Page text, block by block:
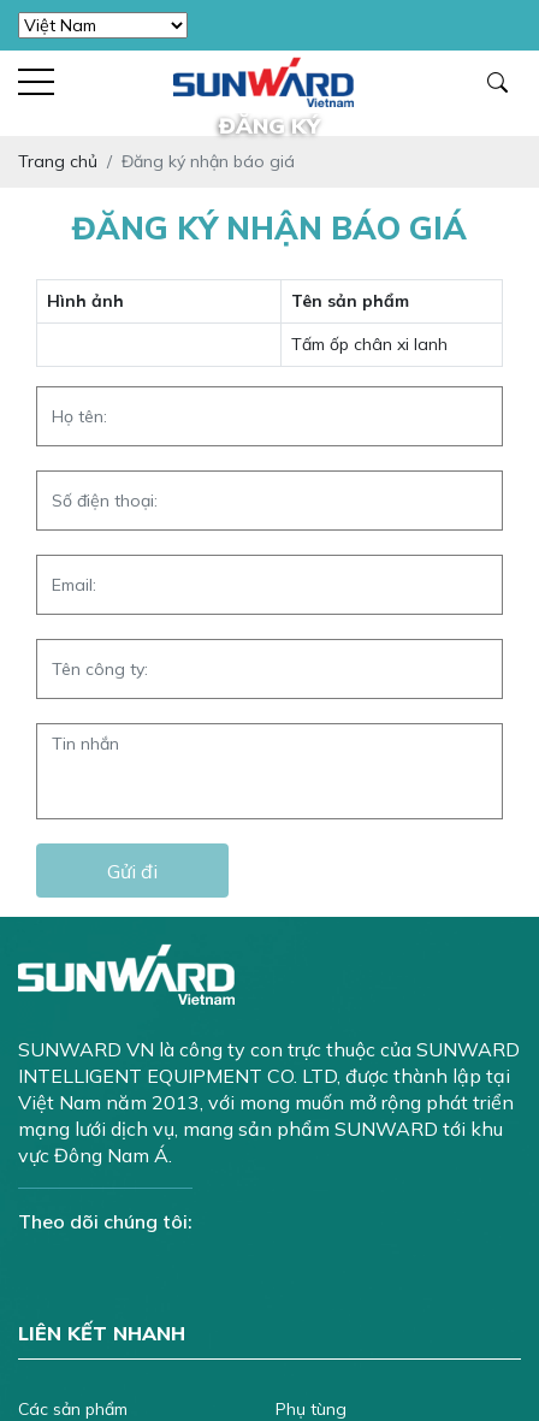
ĐĂNG KÝ
Trang chủ Đăng ký nhận báo giá
ĐĂNG KÝ NHẬN BÁO GIÁ
Hình ảnh
Tên sản phẩm
Tấm ốp chân xi lanh
SUNWARD VN là công ty con trực thuộc của SUNWARD
INTELLIGENT EQUIPMENT CO. LTD, được thành lập tại
Việt Nam năm 2013, với mong muốn mở rộng phát triển
mạng lưới dịch vụ, mang sản phẩm SUNWARD tới khu
vực Đông Nam Á.
Theo dõi chúng tôi:
LIÊN KẾT NHANH
Các sản phẩm
Phụ tùng